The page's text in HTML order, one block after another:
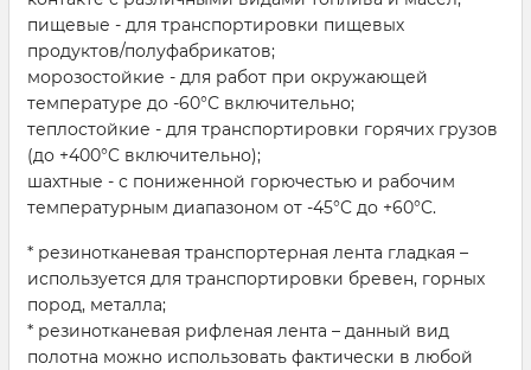
пищевые - для транспортировки пищевых
продуктов/полуфабрикатов;
морозостойкие - для работ при окружающей
температуре до -60°С включительно;
теплостойкие - для транспортировки горячих грузов
(до +400°C включительно);
шахтные - с пониженной горючестью и рабочим
температурным диапазоном от -45°C до +60°C.
* резинотканевая транспортерная лента гладкая –
используется для транспортировки бревен, горных
пород, металла;
* резинотканевая рифленая лента – данный вид
полотна можно использовать фактически в любой